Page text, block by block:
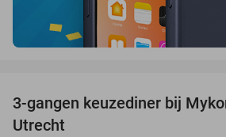
3-gangen keuzediner bij
Utrecht